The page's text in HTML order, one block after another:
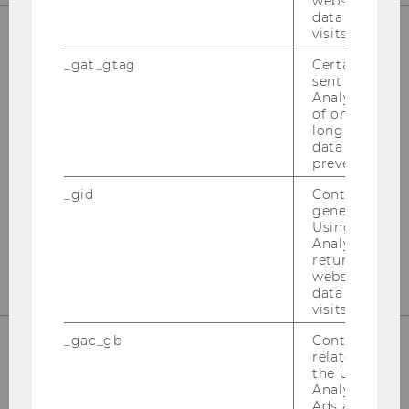
UNSERE SOCIAL MEDIA KANÄLE
data from
visits.
_gat_gtag
Certain data
sent to
Analytics a
of once per
long as it is
data
prevented.
_gid
Contains a
generated
Using this
Analytics can
returning
website and
data from
visits.
_gac_gb
Contains
related
the user. If
Analytics and